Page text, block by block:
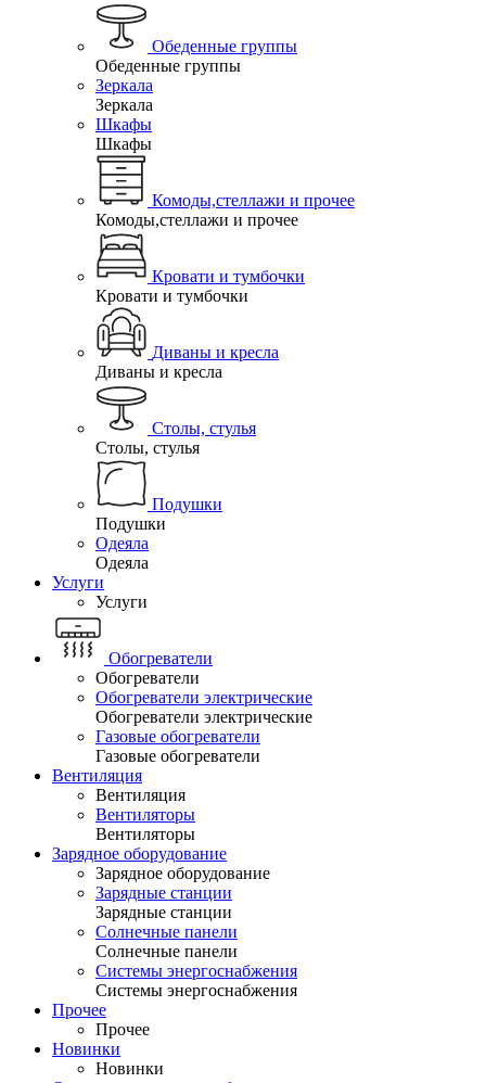
Обеденные группы
Обеденные группы
Зеркала
Зеркала
Шкафы
Шкафы
Комоды,стеллажи и прочее
Комоды,стеллажи и прочее
Кровати и тумбочки
Кровати и тумбочки
Диваны и кресла
Диваны и кресла
Столы, стулья
Столы, стулья
Подушки
Подушки
Одеяла
Одеяла
Услуги
Услуги
Обогреватели
Обогреватели
Обогреватели электрические
Обогреватели электрические
Газовые обогреватели
Газовые обогреватели
Вентиляция
Вентиляция
Вентиляторы
Вентиляторы
Зарядное оборудование
Зарядное оборудование
Зарядные станции
Зарядные станции
Солнечные панели
Солнечные панели
Системы энергоснабжения
Системы энергоснабжения
Прочее
Прочее
Новинки
Новинки